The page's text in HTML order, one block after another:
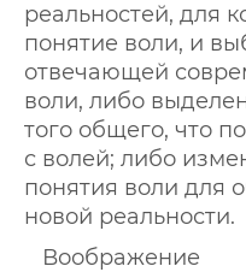
реальностей, для
понятие воли, и
отвечающей
воли, либо
того общего, что
с волей; либо
понятия воли для
новой реальности.
Воображение